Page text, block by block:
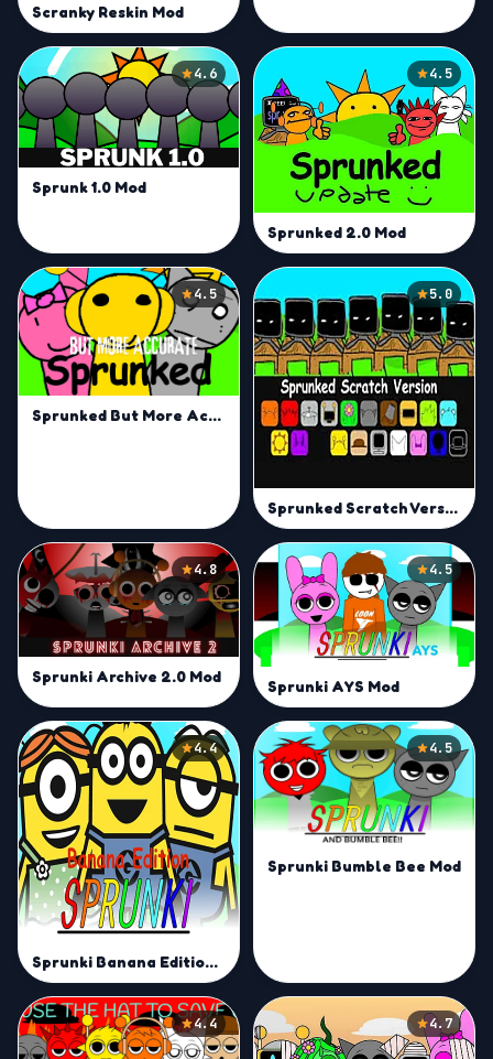
Scranky Reskin Mod
4.6
Sprunk 1.0 Mod
4.5
Sprunked 2.0 Mod
4.5
Sprunked But More Accurate Mod
5.0
Sprunked Scratch Version
4.8
Sprunki Archive 2.0 Mod
4.5
Sprunki AYS Mod
4.4
Sprunki Banana Edition Mod
4.5
Sprunki Bumble Bee Mod
4.4 4.7